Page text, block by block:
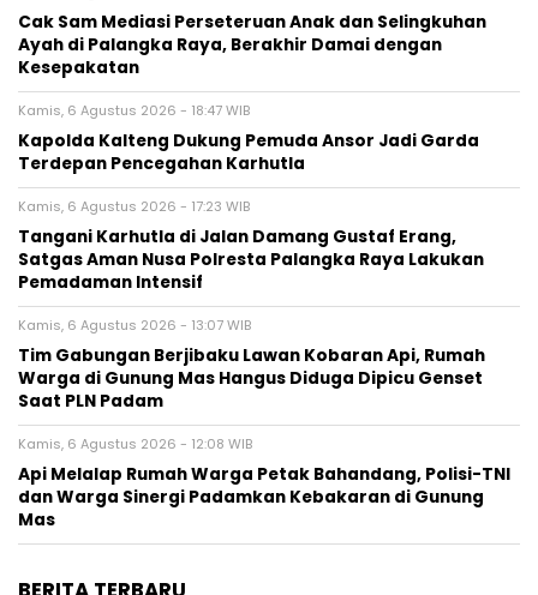
Cak Sam Mediasi Perseteruan Anak dan Selingkuhan
Ayah di Palangka Raya, Berakhir Damai dengan
Kesepakatan
Kamis, 6 Agustus 2026 - 18:47 WIB
Kapolda Kalteng Dukung Pemuda Ansor Jadi Garda
Terdepan Pencegahan Karhutla
Kamis, 6 Agustus 2026 - 17:23 WIB
Tangani Karhutla di Jalan Damang Gustaf Erang,
Satgas Aman Nusa Polresta Palangka Raya Lakukan
Pemadaman Intensif
Kamis, 6 Agustus 2026 - 13:07 WIB
Tim Gabungan Berjibaku Lawan Kobaran Api, Rumah
Warga di Gunung Mas Hangus Diduga Dipicu Genset
Saat PLN Padam
Kamis, 6 Agustus 2026 - 12:08 WIB
Api Melalap Rumah Warga Petak Bahandang, Polisi-TNI
dan Warga Sinergi Padamkan Kebakaran di Gunung
Mas